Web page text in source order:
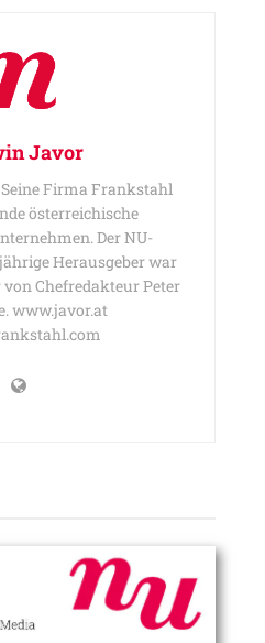
Javor
Firma Frankstahl
österreichische
Der NU-
Herausgeber war
Chefredakteur Peter
www.javor.at